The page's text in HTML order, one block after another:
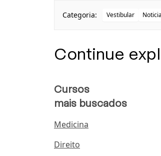
Categoria: Vestibular
Continue
Cursos
mais buscados
Medicina
Direito